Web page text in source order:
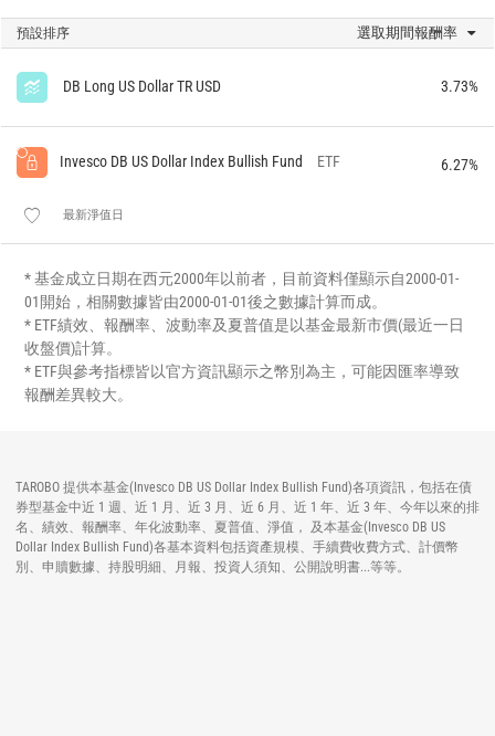
預設排序 選取期間報酬率
DB Long US Dollar TR USD 3.73%
Invesco DB US Dollar Index Bullish Fund ETF 6.27%
最新淨值日
* 基金成立日期在西元2000年以前者，目前資料僅顯示自2000-01-
01開始，相關數據皆由2000-01-01後之數據計算而成。
* ETF績效、報酬率、波動率及夏普值是以基金最新市價(最近一日
收盤價)計算。
* ETF與參考指標皆以官方資訊顯示之幣別為主，可能因匯率導致
報酬差異較大。
TAROBO 提供本基金(Invesco DB US Dollar Index Bullish Fund)各項資訊，包括在債
券型基金中近 1 週、近 1 月、近 3 月、近 6 月、近 1 年、近 3 年、今年以來的排
名、績效、報酬率、年化波動率、夏普值、淨值， 及本基金(Invesco DB US
Dollar Index Bullish Fund)各基本資料包括資產規模、手續費收費方式、計價幣
別、申贖數據、持股明細、月報、投資人須知、公開說明書...等等。